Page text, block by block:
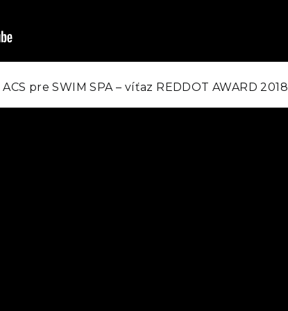
pre SWIM SPA – víťaz REDDOT AWARD 2018